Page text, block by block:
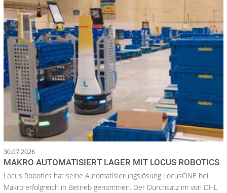
30.07.2026
MAKRO AUTOMATISIERT LAGER MIT LOCUS ROBOTICS
Locus Robotics hat seine Automatisierungslösung LocusONE bei
Makro erfolgreich in Betrieb genommen. Der Durchsatz im von DHL